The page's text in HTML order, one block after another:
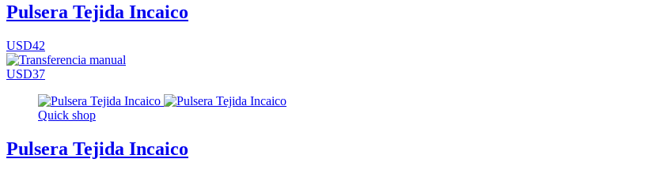
Pulsera Tejida Incaico
USD42
USD37
Quick shop
Pulsera Tejida Incaico